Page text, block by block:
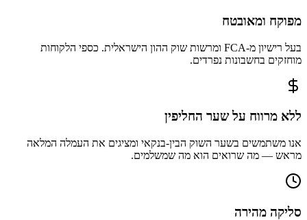
מפוקח ומאובטח
בעל רישיון מ-FCA ומרשות שוק ההון הישראלית. כספי הלקוחות
מוחזקים בחשבונות נפרדים.
ללא מרווח על שער החליפין
אנו משתמשים בשער השוק הבין-בנקאי ומציגים את העמלה המלאה
מראש — מה שרואים הוא מה שמשלמים.
סליקה מהירה